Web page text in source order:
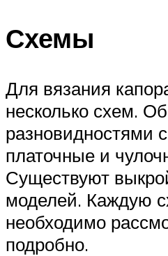
Схемы
Для вязания
несколько схем.
разновидностями
платочные и
Существуют
моделей. Каждую
необходимо
подробно.